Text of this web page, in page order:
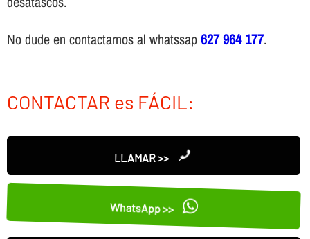
No dude en contactarnos al whatssap627 964 177.
CONTACTAR es FÁCIL:
LLAMAR >>
WhatsApp >>